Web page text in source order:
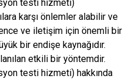
testi hizmeti)
karşı önlemler alabilir ve
ve iletişim için önemli bir
bir endişe kaynağıdır.
etkili bir yöntemdir.
testi hizmeti) hakkında